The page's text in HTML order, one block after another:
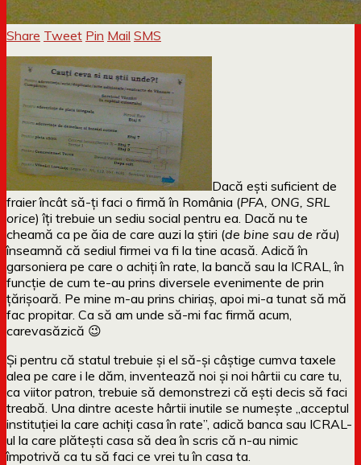
Share Tweet Pin Mail SMS
Dacă ești suficient de
fraier încât să-ți faci o firmă în România (PFA, ONG, SRL
orice) îți trebuie un sediu social pentru ea. Dacă nu te
cheamă ca pe ăia de care auzi la știri (de bine sau de rău)
înseamnă că sediul firmei va fi la tine acasă. Adică în
garsoniera pe care o achiți în rate, la bancă sau la ICRAL, în
funcție de cum te-au prins diversele evenimente de prin
țărișoară. Pe mine m-au prins chiriaș, apoi mi-a tunat să mă
fac propitar. Ca să am unde să-mi fac firmă acum,
carevasăzică 😉
Și pentru că statul trebuie și el să-și câștige cumva taxele
alea pe care i le dăm, inventează noi și noi hârtii cu care tu,
ca viitor patron, trebuie să demonstrezi că ești decis să faci
treabă. Una dintre aceste hârtii inutile se numește „acceptul
instituției la care achiți casa în rate”, adică banca sau ICRAL-
ul la care plătești casa să dea în scris că n-au nimic
împotrivă ca tu să faci ce vrei tu în casa ta.